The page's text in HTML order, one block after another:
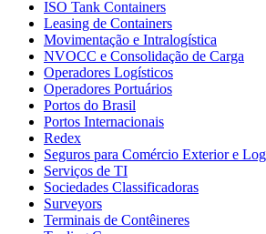
ISO Tank Containers
Leasing de Containers
Movimentação e Intralogística
NVOCC e Consolidação de Carga
Operadores Logísticos
Operadores Portuários
Portos do Brasil
Portos Internacionais
Redex
Seguros para Comércio Exterior e
Serviços de TI
Sociedades Classificadoras
Surveyors
Terminais de Contêineres